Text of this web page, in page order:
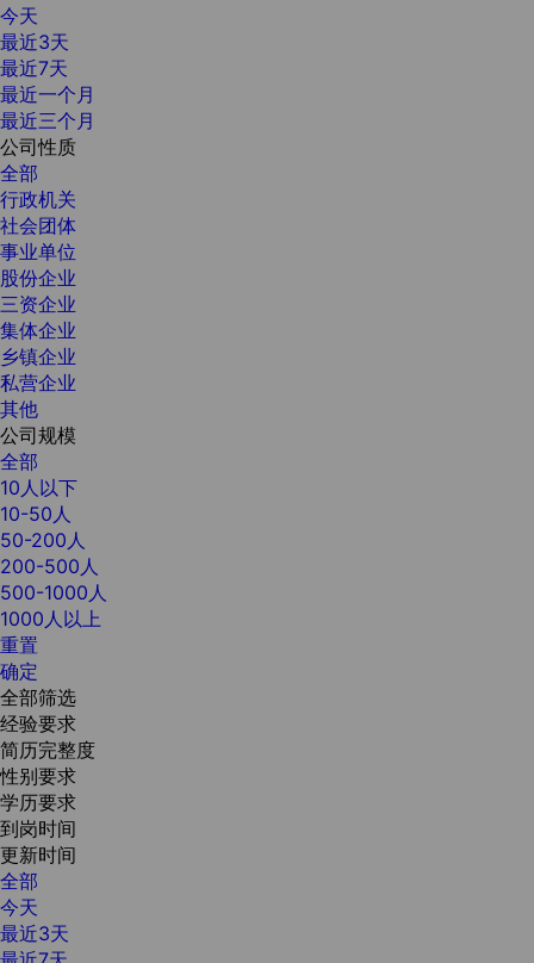
今天
最近3天
最近7天
最近一个月
最近三个月
公司性质
全部
行政机关
社会团体
事业单位
股份企业
三资企业
集体企业
乡镇企业
私营企业
其他
公司规模
全部
10人以下
10-50人
50-200人
200-500人
500-1000人
1000人以上
重置
确定
全部筛选
经验要求
简历完整度
性别要求
学历要求
到岗时间
更新时间
全部
今天
最近3天